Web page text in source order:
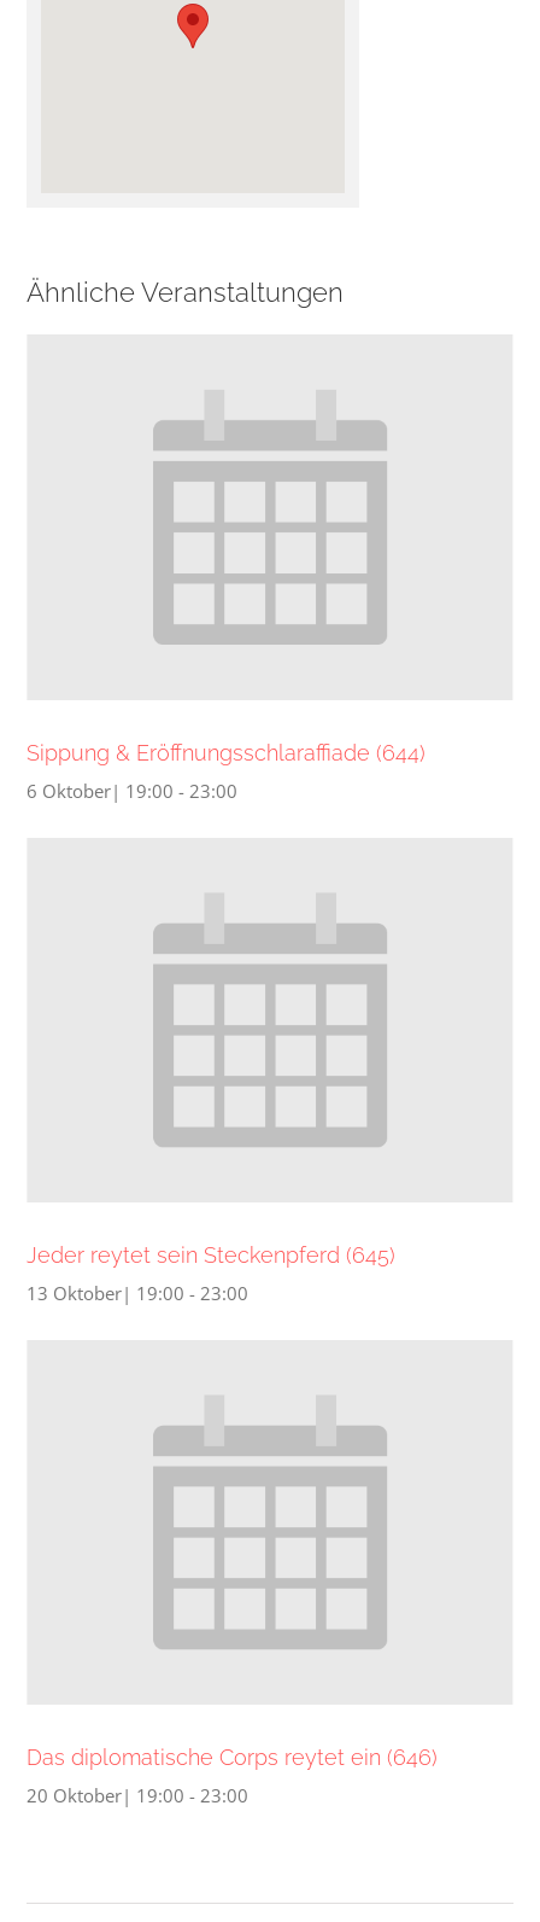
Ähnliche Veranstaltungen
Sippung & Eröffnungsschlaraffiade (644)
6 Oktober| 19:00 - 23:00
Jeder reytet sein Steckenpferd (645)
13 Oktober| 19:00 - 23:00
Das diplomatische Corps reytet ein (646)
20 Oktober| 19:00 - 23:00